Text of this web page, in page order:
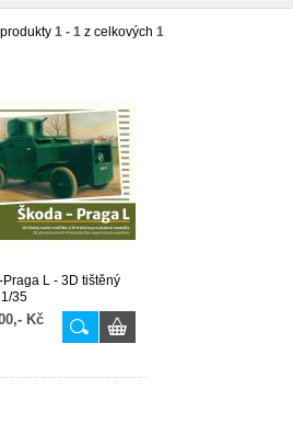
1 - 1 z celkových 1
L - 3D tištěný
35
Kč